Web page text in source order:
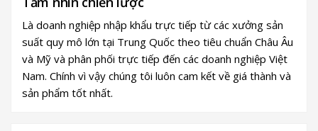
Là doanh nghiệp nhập khẩu trực tiếp từ các xưởng sản
suất quy mô lớn tại Trung Quốc theo tiêu chuẩn Châu Âu
và Mỹ và phân phối trực tiếp đến các doanh nghiệp Việt
Nam. Chính vì vậy chúng tôi luôn cam kết về giá thành và
sản phẩm tốt nhất.